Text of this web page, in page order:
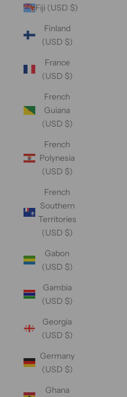
Fiji (USD $)
Finland
(USD $)
France
(USD $)
French
Guiana
(USD $)
French
Polynesia
(USD $)
French
Southern
Territories
(USD $)
Gabon
(USD $)
Gambia
(USD $)
Georgia
(USD $)
Germany
(USD $)
Ghana